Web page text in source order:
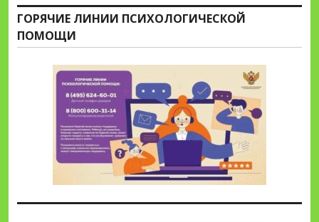
ГОРЯЧИЕ ЛИНИИ ПСИХОЛОГИЧЕСКОЙ
ПОМОЩИ